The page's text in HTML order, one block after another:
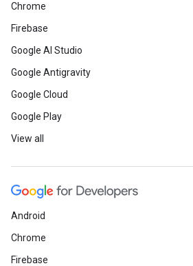
Chrome
Firebase
Google AI Studio
Google Antigravity
Google Cloud
Google Play
View all
Android
Chrome
Firebase